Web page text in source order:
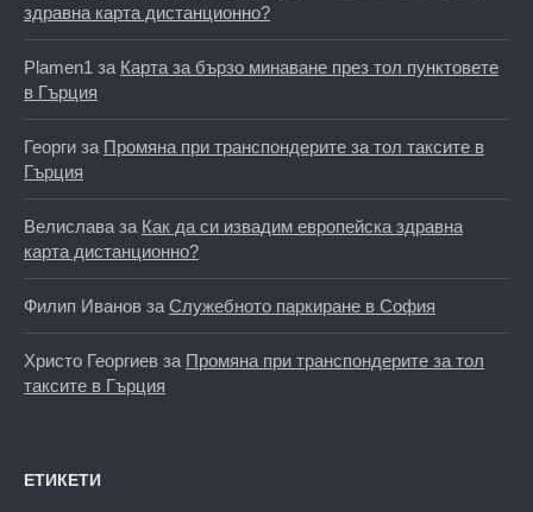
здравна карта дистанционно?
Plamen1 за Карта за бързо минаване през тол пунктовете
в Гърция
Георги за Промяна при транспондерите за тол таксите в
Гърция
Велислава за Как да си извадим европейска здравна
карта дистанционно?
Филип Иванов за Служебното паркиране в София
Христо Георгиев за Промяна при транспондерите за тол
таксите в Гърция
ЕТИКЕТИ